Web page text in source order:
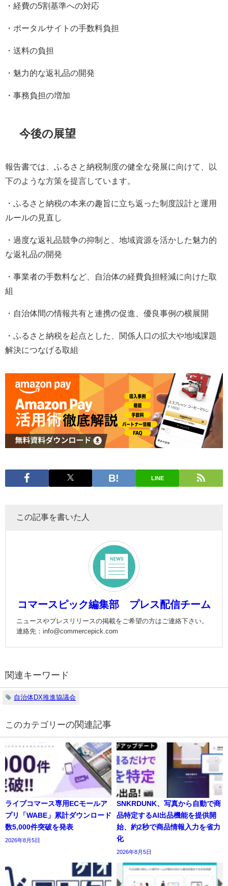
・経費の5割基準への対応
・ポータルサイトの手数料負担
・送料の負担
・魅力的な返礼品の開発
・事務負担の増加
今後の展望
報告書では、ふるさと納税制度の健全な発展に向けて、以
下のような方策を提言しています。
・ふるさと納税の本来の趣旨に立ち返った制度設計と運用
ルールの見直し
・過度な返礼品競争の抑制と、地域資源を活かした魅力的
な返礼品の開発
・事業者の手数料など、自治体の経費負担軽減に向けた取
組
・自治体間の情報共有と連携の促進、優良事例の横展開
・ふるさと納税を起点とした、関係人口の拡大や地域課題
解決につなげる取組
LINE
この記事を書いた人
コマースピック編集部 プレス配信チーム
ニュースやプレスリリースの掲載をご希望の方はご連絡下さい。
連絡先：info@commercepick.com
関連キーワード
自治体DX推進協議会
の関連記事
ライブコマース専用ECモールア
プリ「WABE」累計ダウンロード
数5,000件突破を発表
2026年8月5日
SNKRDUNK、写真から自動で商
品特定するAI出品機能を提供開
始、約2秒で商品情報入力を省力
化
2026年8月5日